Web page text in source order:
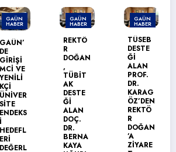
GAÜN
HABER
REKTÖ
R
DOĞAN
,
TÜBİT
AK
DESTE
Ğİ
ALAN
DOÇ.
DR.
BERNA
KAYA
GAÜN
HABER
TÜSEB
DESTE
Ğİ
ALAN
PROF.
DR.
KARAG
ÖZ’DEN
REKTÖ
R
DOĞAN
’A
ZİYARE
GAÜN
HABER
GAÜN
TEKNİK
BİLİML
ER
MESLEK
YÜKSEK
OKULU’
NDA
MEZUN
İYET
SEVİNC
İ